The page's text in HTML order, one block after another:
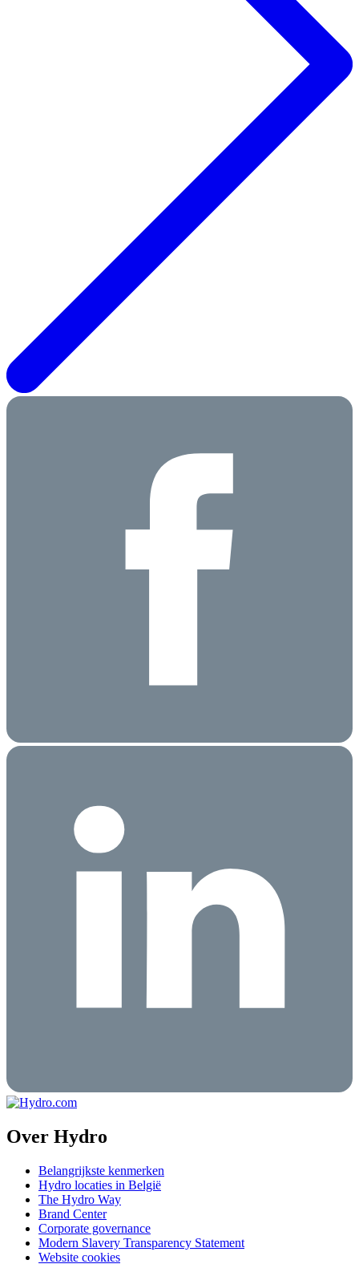
Over Hydro
Belangrijkste kenmerken
Hydro locaties in België
The Hydro Way
Brand Center
Corporate governance
Modern Slavery Transparency Statement
Website cookies